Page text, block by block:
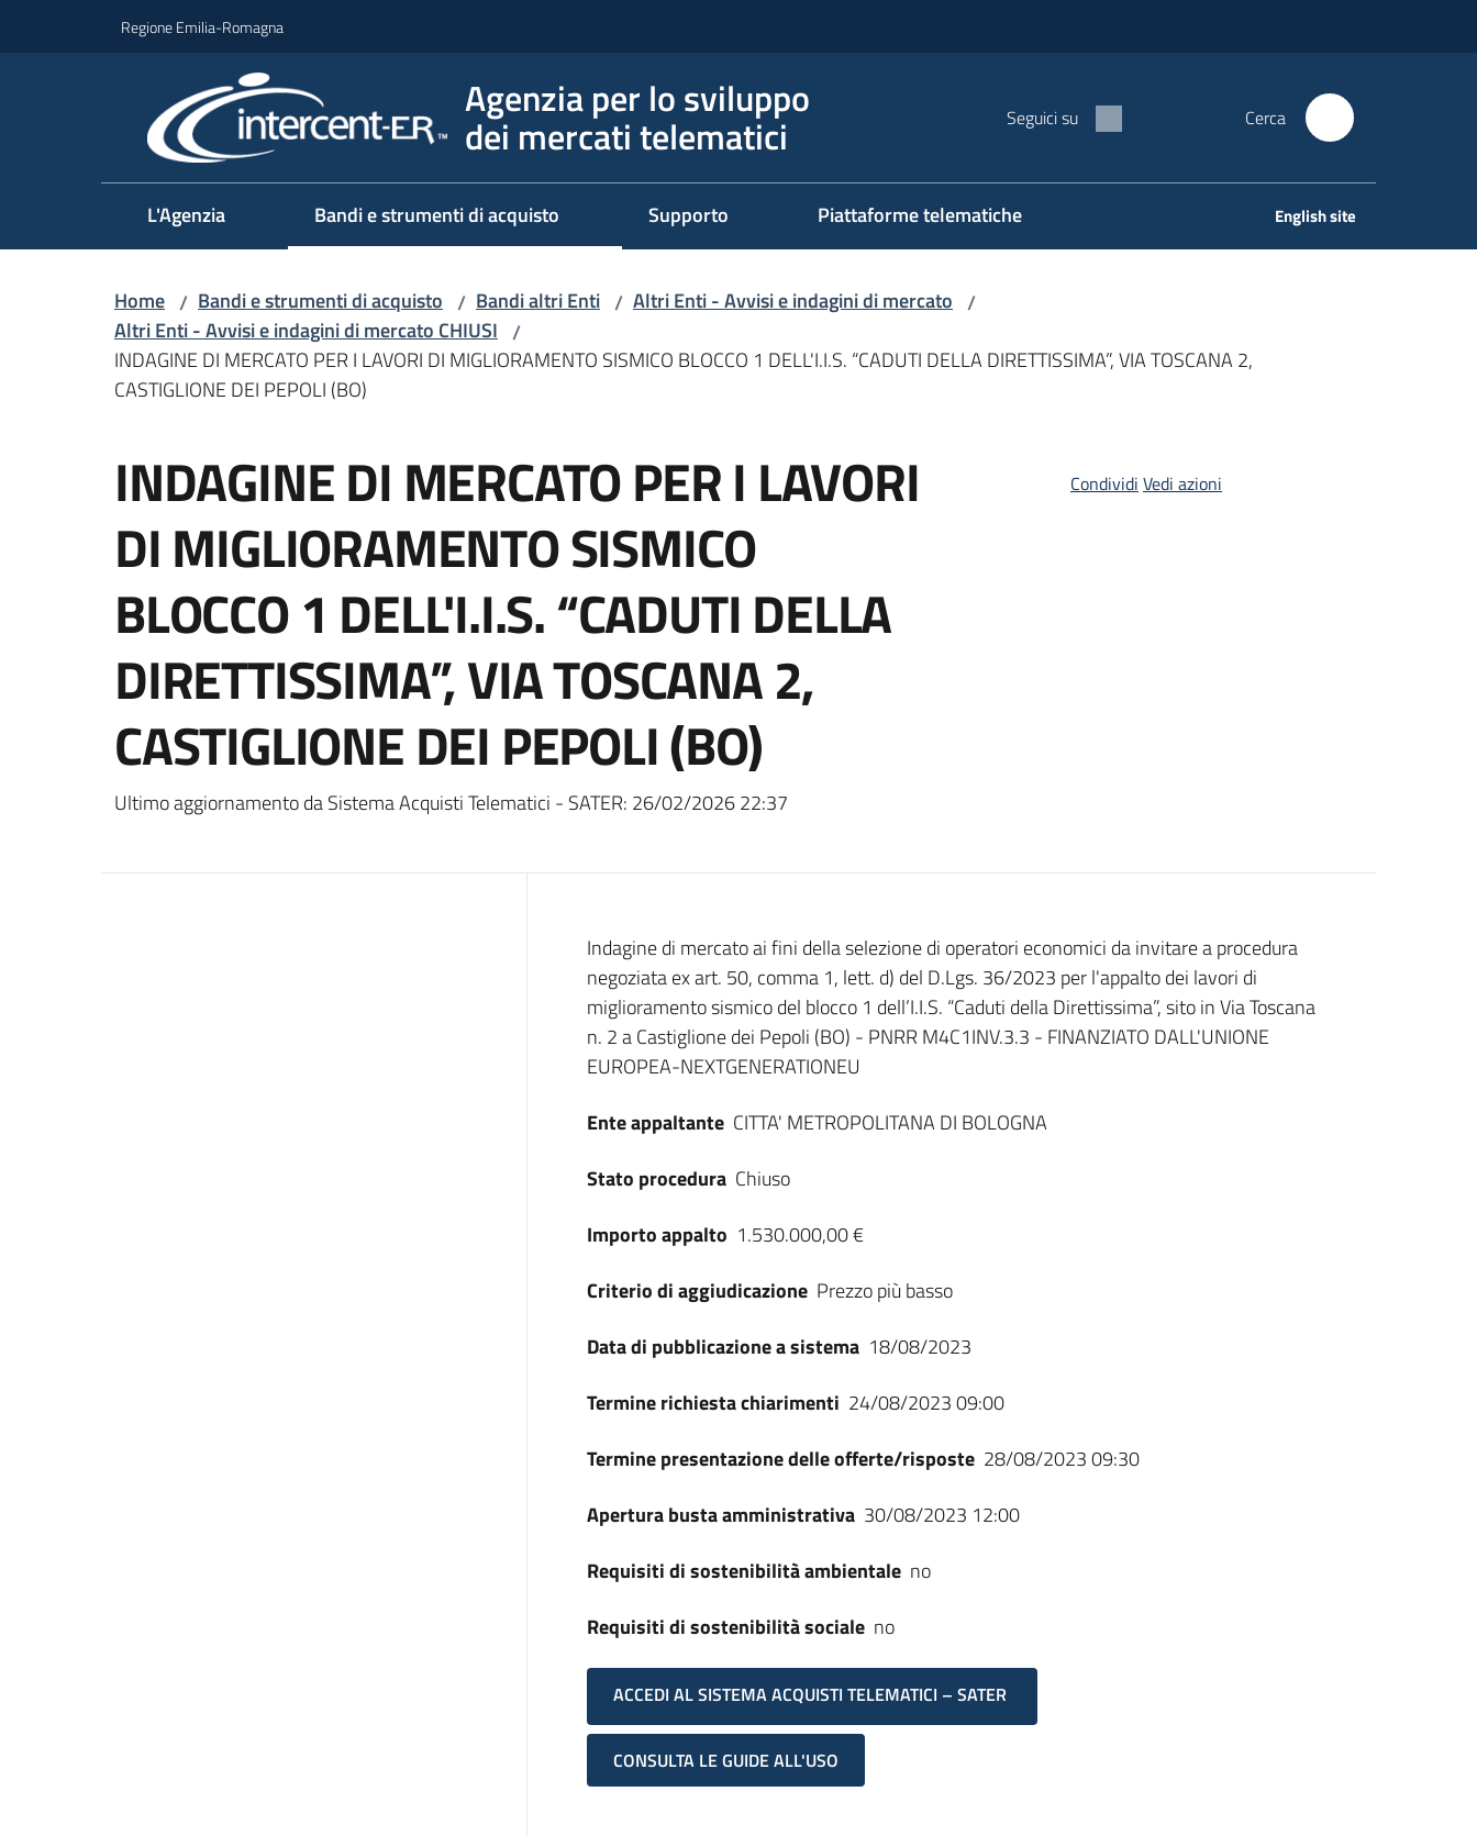
Regione Emilia-Romagna
Agenzia per lo sviluppo
dei mercati telematici Seguici su Cerca
L'Agenzia Bandi e strumenti di acquisto Supporto Piattaforme telematiche English site
Home / Bandi e strumenti di acquisto / Bandi altri Enti / Altri Enti - Avvisi e indagini di mercato /
Altri Enti - Avvisi e indagini di mercato CHIUSI /
INDAGINE DI MERCATO PER I LAVORI DI MIGLIORAMENTO SISMICO BLOCCO 1 DELL'I.I.S. “CADUTI DELLA DIRETTISSIMA”, VIA TOSCANA 2,
CASTIGLIONE DEI PEPOLI (BO)
INDAGINE DI MERCATO PER I LAVORI
DI MIGLIORAMENTO SISMICO
BLOCCO 1 DELL'I.I.S. “CADUTI DELLA
DIRETTISSIMA”, VIA TOSCANA 2,
CASTIGLIONE DEI PEPOLI (BO)
Ultimo aggiornamento da Sistema Acquisti Telematici - SATER: 26/02/2026 22:37
Condividi Vedi azioni
Dati del bando
Indagine di mercato ai fini della selezione di operatori economici da invitare a procedura
negoziata ex art. 50, comma 1, lett. d) del D.Lgs. 36/2023 per l'appalto dei lavori di
miglioramento sismico del blocco 1 dell’I.I.S. “Caduti della Direttissima”, sito in Via Toscana
n. 2 a Castiglione dei Pepoli (BO) - PNRR M4C1INV.3.3 - FINANZIATO DALL'UNIONE
EUROPEA-NEXTGENERATIONEU
Ente appaltante CITTA' METROPOLITANA DI BOLOGNA
Stato procedura Chiuso
Importo appalto 1.530.000,00 €
Criterio di aggiudicazione Prezzo più basso
Data di pubblicazione a sistema 18/08/2023
Termine richiesta chiarimenti 24/08/2023 09:00
Termine presentazione delle offerte/risposte 28/08/2023 09:30
Apertura busta amministrativa 30/08/2023 12:00
Requisiti di sostenibilità ambientale no
Requisiti di sostenibilità sociale no
ACCEDI AL SISTEMA ACQUISTI TELEMATICI – SATER
CONSULTA LE GUIDE ALL'USO